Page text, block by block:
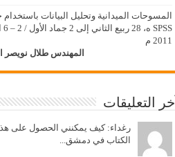
المسوحات الميدانية وتحليل البيانات
2011 م
المهندس طلال نويصر
آخر التعليقات
رغداء: كيف يمكنني الحصول على هذا
الكتاب في دمشق...